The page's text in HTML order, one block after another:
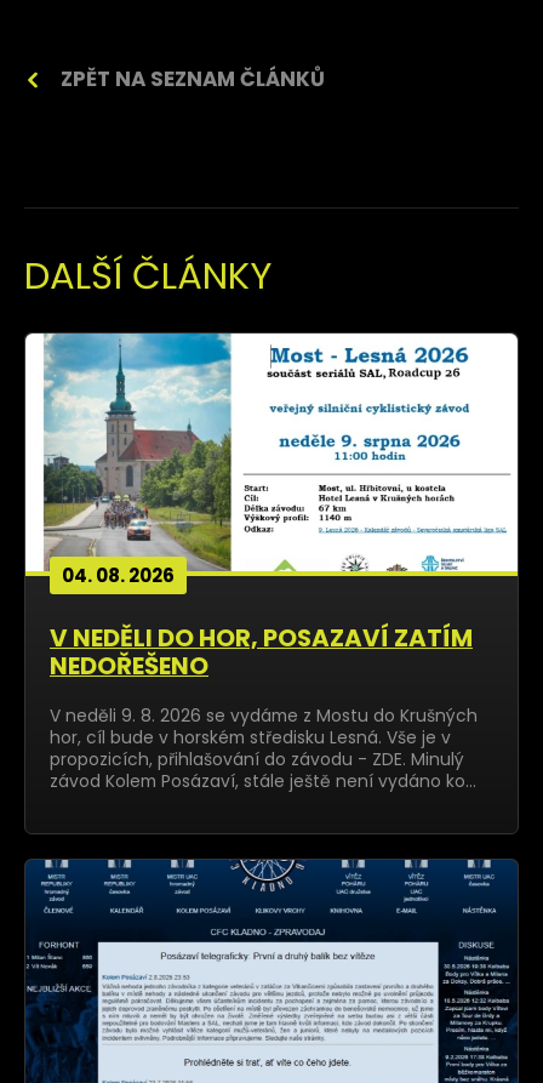
ZPĚT NA SEZNAM ČLÁNKŮ
DALŠÍ ČLÁNKY
V NEDĚLI DO HOR, POSAZAVÍ ZATÍM
NEDOŘEŠENO
04. 08. 2026
V neděli 9. 8. 2026 se vydáme z Mostu do Krušných
hor, cíl bude v horském středisku Lesná. Vše je v
propozicích, přihlašování do závodu - ZDE. Minulý
závod Kolem Posázaví, stále ještě není vydáno ko…